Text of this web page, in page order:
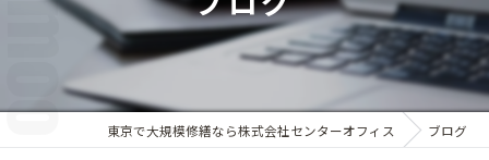
東京で大規模修繕なら株式会社センターオフィス ブログ